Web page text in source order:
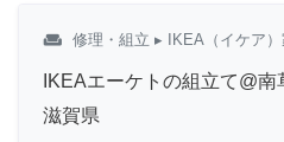
weekend 修理・組立 ▸ IKEA（イケア
IKEAエーケトの組立て@南
滋賀県